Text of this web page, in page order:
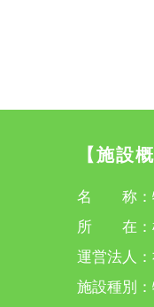
【施設
名 称：特
所 在：横
運営法人
施設種別